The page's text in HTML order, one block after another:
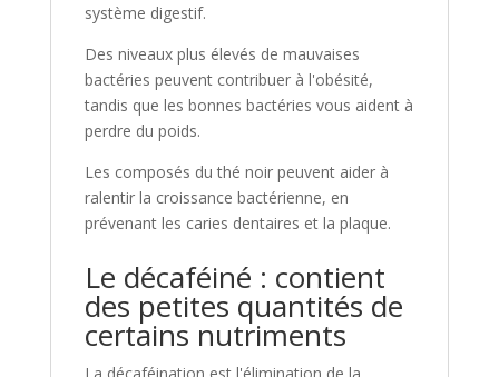
système digestif.
Des niveaux plus élevés de mauvaises
bactéries peuvent contribuer à l'obésité,
tandis que les bonnes bactéries vous aident à
perdre du poids.
Les composés du thé noir peuvent aider à
ralentir la croissance bactérienne, en
prévenant les caries dentaires et la plaque.
Le décaféiné : contient
des petites quantités de
certains nutriments
La décaféination est l'élimination de la